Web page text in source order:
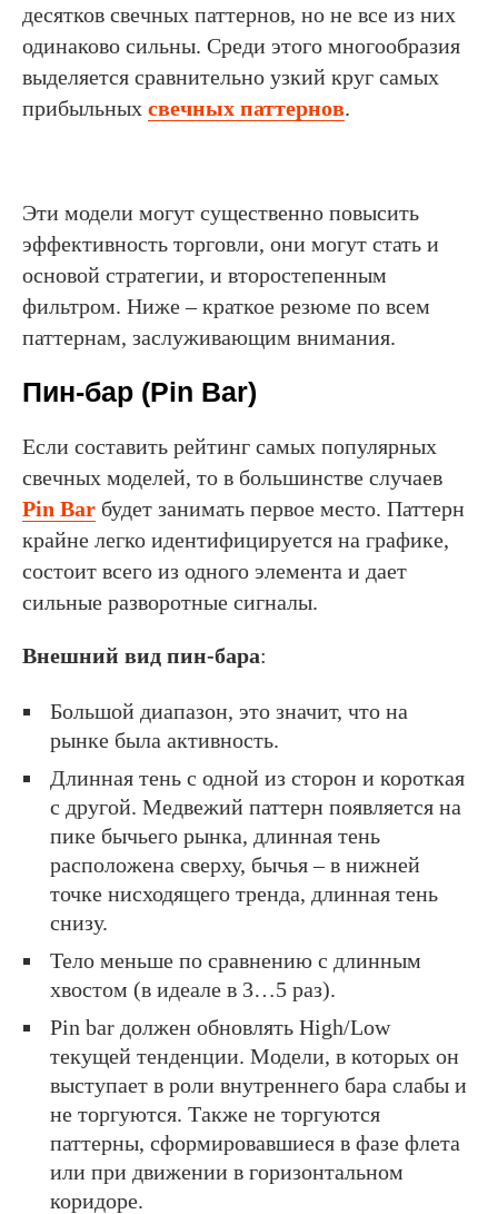
десятков свечных паттернов, но не все из них
одинаково сильны. Среди этого многообразия
выделяется сравнительно узкий круг самых
прибыльных свечных паттернов.
Эти модели могут существенно повысить
эффективность торговли, они могут стать и
основой стратегии, и второстепенным
фильтром. Ниже – краткое резюме по всем
паттернам, заслуживающим внимания.
Пин-бар (Pin Bar)
Если составить рейтинг самых популярных
свечных моделей, то в большинстве случаев
Pin Bar будет занимать первое место. Паттерн
крайне легко идентифицируется на графике,
состоит всего из одного элемента и дает
сильные разворотные сигналы.
Внешний вид пин-бара:
Большой диапазон, это значит, что на
рынке была активность.
Длинная тень с одной из сторон и короткая
с другой. Медвежий паттерн появляется на
пике бычьего рынка, длинная тень
расположена сверху, бычья – в нижней
точке нисходящего тренда, длинная тень
снизу.
Тело меньше по сравнению с длинным
хвостом (в идеале в 3…5 раз).
Pin bar должен обновлять High/Low
текущей тенденции. Модели, в которых он
выступает в роли внутреннего бара слабы и
не торгуются. Также не торгуются
паттерны, сформировавшиеся в фазе флета
или при движении в горизонтальном
коридоре.